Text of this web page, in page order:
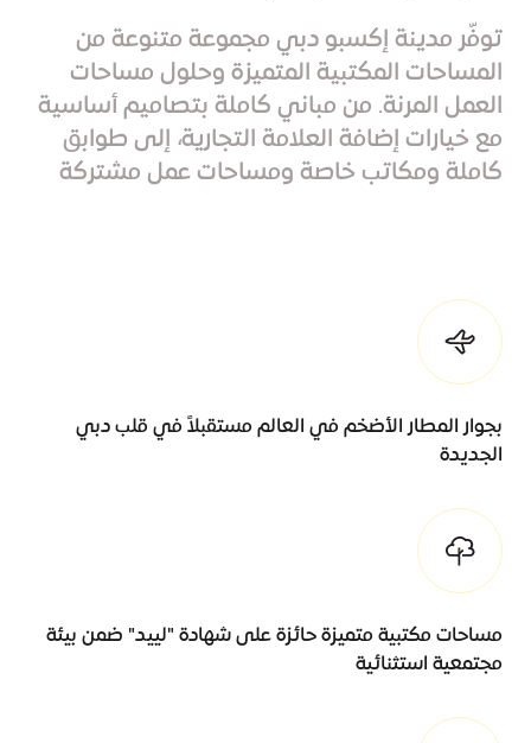
توفّر مدينة إكسبو دبي مجموعة متنوعة من
المساحات المكتبية المتميزة وحلول مساحات
العمل المرنة. من مباني كاملة بتصاميم أساسية
مع خيارات إضافة العلامة التجارية، إلى طوابق
كاملة ومكاتب خاصة ومساحات عمل مشتركة
بجوار المطار الأضخم في العالم مستقبلاً في قلب دبي
الجديدة
مساحات مكتبية متميزة حائزة على شهادة "لييد" ضمن بيئة
مجتمعية استثنائية